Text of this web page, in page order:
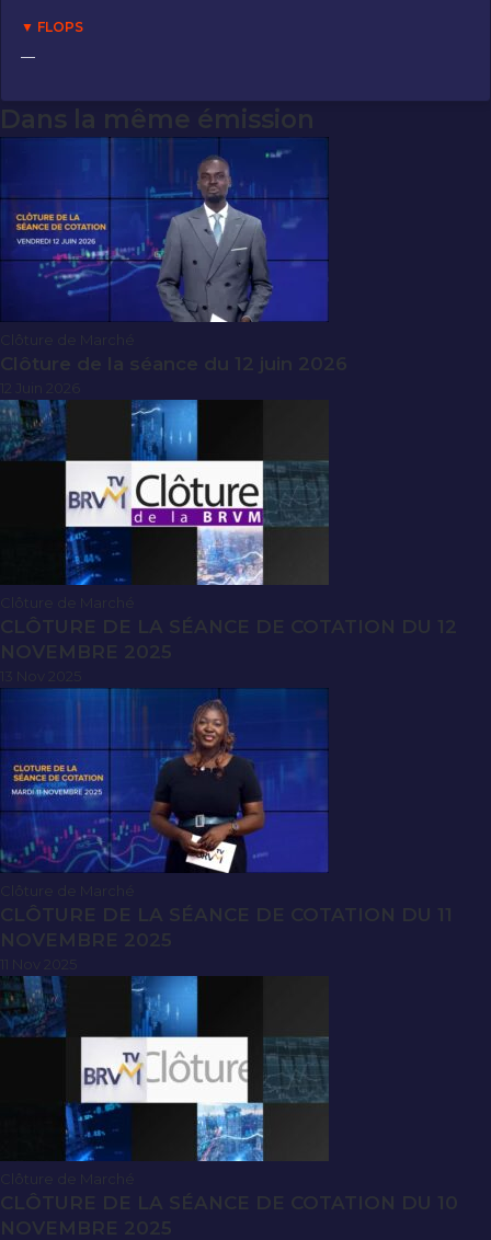
▼ FLOPS
—
Dans la même émission
Clôture de la séance du 12 juin 2026
CLÔTURE DE LA SÉANCE DE COTATION DU 12
NOVEMBRE 2025
CLÔTURE DE LA SÉANCE DE COTATION DU 11
NOVEMBRE 2025
CLÔTURE DE LA SÉANCE DE COTATION DU 10
NOVEMBRE 2025